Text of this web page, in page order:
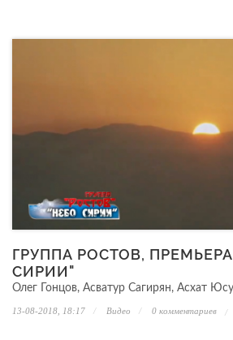
ГРУППА РОСТОВ,
СИРИИ"
Олег Гонцов, Асватур Сагирян, Асхат
13-08-2018, 18:17 Видео 0 комментариев